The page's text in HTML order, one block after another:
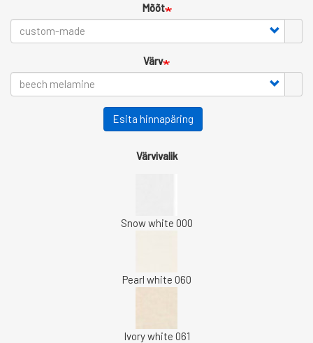
Mõõt
Värv
Esita hinnapäring
Värvivalik
Snow white 000
Pearl white 060
Ivory white 061